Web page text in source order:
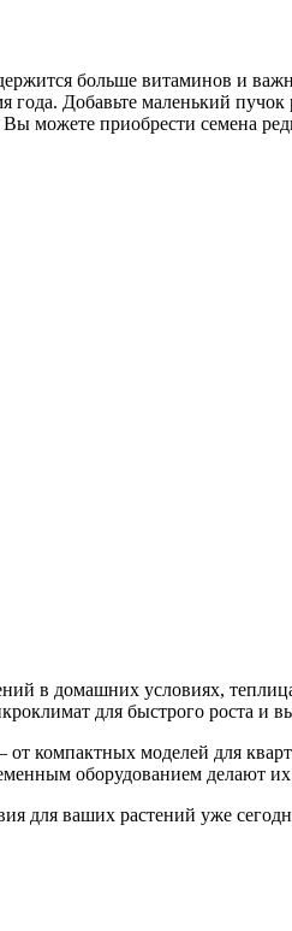
больше витаминов и
Добавьте маленький
можете приобрести семена
в домашних условиях,
для быстрого роста и
компактных моделей для
оборудованием делают
для ваших растений уже